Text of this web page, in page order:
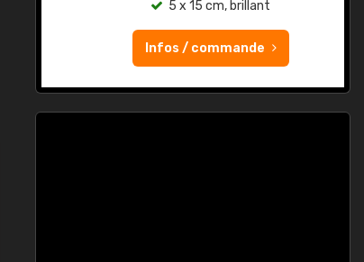
5 x 15 cm, brillant
Infos / commande